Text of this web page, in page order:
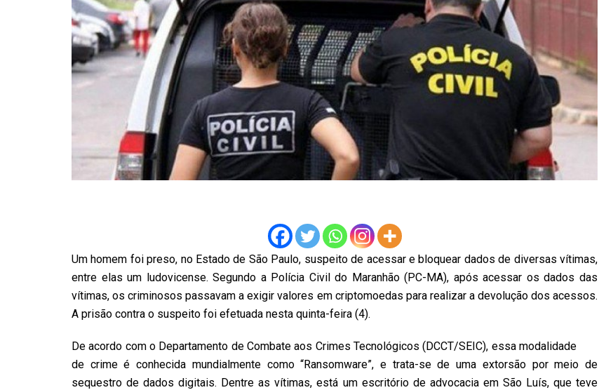
Um homem foi preso, no Estado de São Paulo, suspeito de acessar e bloquear dados de diversas vítimas,
entre elas um ludovicense. Segundo a Polícia Civil do Maranhão (PC-MA), após acessar os dados das
vítimas, os criminosos passavam a exigir valores em criptomoedas para realizar a devolução dos acessos.
A prisão contra o suspeito foi efetuada nesta quinta-feira (4).
De acordo com o Departamento de Combate aos Crimes Tecnológicos (DCCT/SEIC), essa modalidade
de crime é conhecida mundialmente como “Ransomware”, e trata-se de uma extorsão por meio de
sequestro de dados digitais. Dentre as vítimas, está um escritório de advocacia em São Luís, que teve